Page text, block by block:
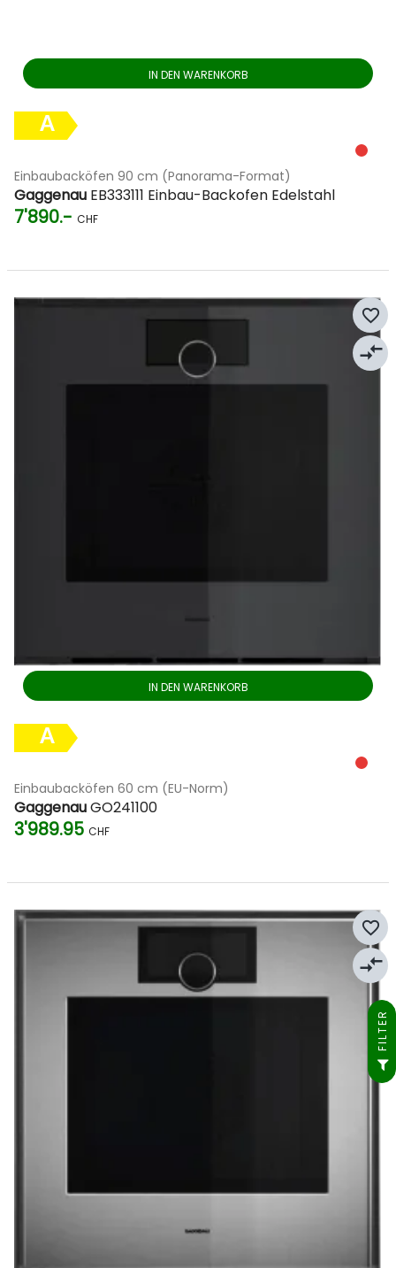
IN DEN WARENKORB
A
Einbaubacköfen 90 cm (Panorama-Format)
Gaggenau EB333111 Einbau-Backofen Edelstahl
7'890.- CHF
IN DEN WARENKORB
A
Einbaubacköfen 60 cm (EU-Norm)
GaggenauGO241100
3'989.95 CHF
favorite_border
compare_arrows
favorite_border
compare_arrows
FILTER